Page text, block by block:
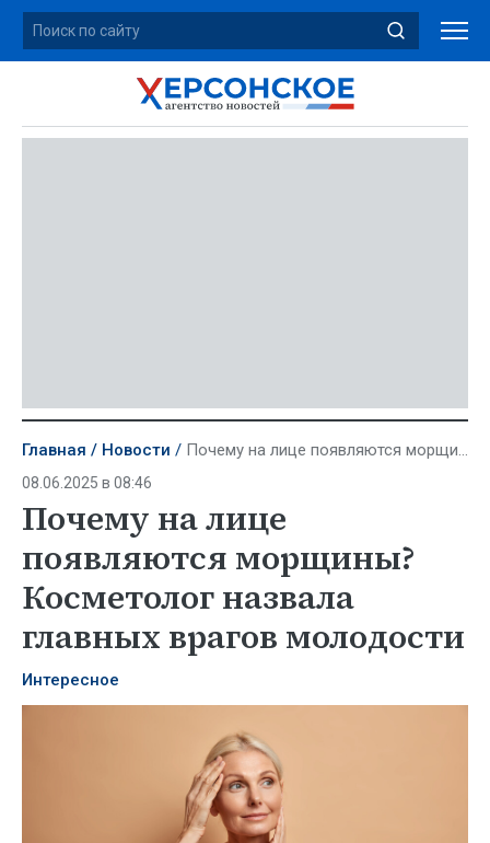
Главная Новости Почему на лице появляются морщины? Косметолог назвала главных врагов молодости
08.06.2025 в 08:46
Почему на лице
появляются морщины?
Косметолог назвала
главных врагов молодости
Интересное